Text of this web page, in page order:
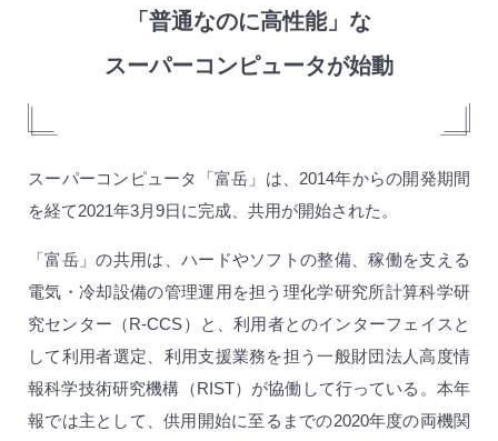
「普通なのに高性能」な
スーパーコンピュータが始動
スーパーコンピュータ「富岳」は、2014年からの開発期間
を経て2021年3月9日に完成、共用が開始された。
「富岳」の共用は、ハードやソフトの整備、稼働を支える
電気・冷却設備の管理運用を担う理化学研究所計算科学研
究センター（R-CCS）と、利用者とのインターフェイスと
して利用者選定、利用支援業務を担う一般財団法人高度情
報科学技術研究機構（RIST）が協働して行っている。本年
報では主として、供用開始に至るまでの2020年度の両機関